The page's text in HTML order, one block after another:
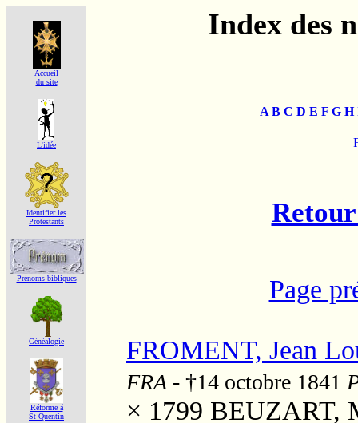
Accueil
du site
L'idée
Identifier les
Protestants
Prénoms bibliques
Généalogie
Réforme á
St Quentin
Index des
A B C D E F G H
Page
FROMENT, Jean
FRA - †14 octobre 1841
× 1799 BEUZART,